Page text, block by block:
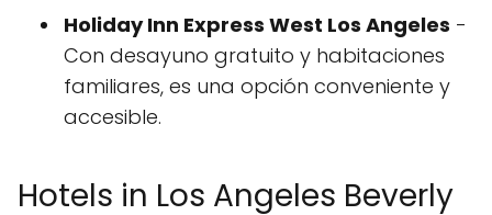
Holiday Inn Express West Los Angeles -
Con desayuno gratuito y habitaciones
familiares, es una opción conveniente y
accesible.
Hotels in Los Angeles Beverly